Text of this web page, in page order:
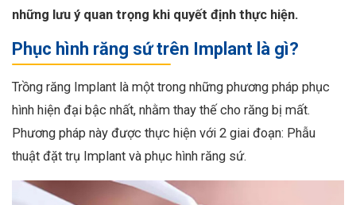
những lưu ý quan trọng khi quyết định thực hiện.
Phục hình răng sứ trên Implant là gì?
Trồng răng Implant là một trong những phương pháp phục
hình hiện đại bậc nhất, nhằm thay thế cho răng bị mất.
Phương pháp này được thực hiện với 2 giai đoạn: Phẫu
thuật đặt trụ Implant và phục hình răng sứ.